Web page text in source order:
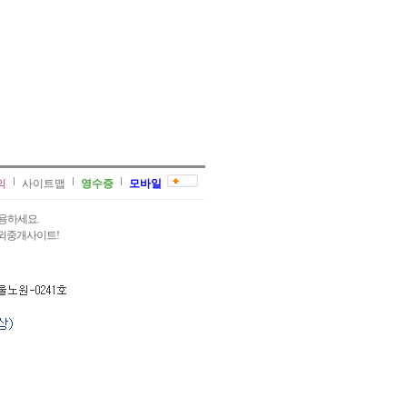
사이트맵 영수증 모바일
하세요.
중개사이트!